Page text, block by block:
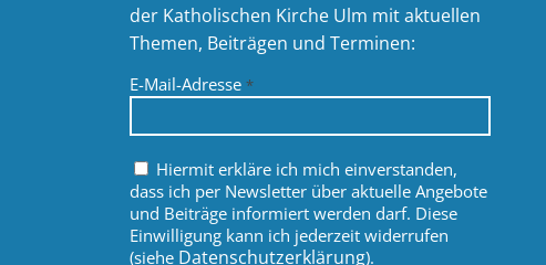
der Katholischen Kirche Ulm mit aktuellen
Themen, Beiträgen und Terminen:
E-Mail-Adresse*
Hiermit erkläre ich mich einverstanden,
dass ich per Newsletter über aktuelle Angebote
und Beiträge informiert werden darf. Diese
Einwilligung kann ich jederzeit widerrufen
(siehe Datenschutzerklärung).